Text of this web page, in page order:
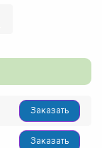
Заказать
Заказать